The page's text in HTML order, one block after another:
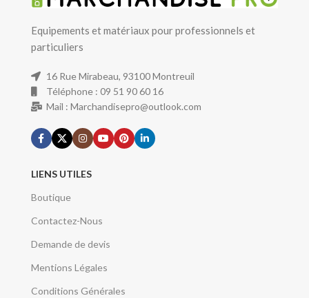
Equipements et matériaux pour professionnels et
particuliers
16 Rue Mirabeau, 93100 Montreuil
Téléphone : 09 51 90 60 16
Mail : Marchandisepro@outlook.com
LIENS UTILES
Boutique
Contactez-Nous
Demande de devis
Mentions Légales
Conditions Générales